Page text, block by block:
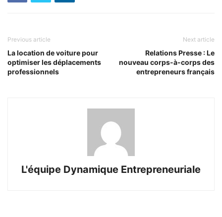
Previous article
La location de voiture pour
optimiser les déplacements
professionnels
Next article
Relations Presse : Le
nouveau corps-à-corps des
entrepreneurs français
L'équipe Dynamique Entrepreneuriale